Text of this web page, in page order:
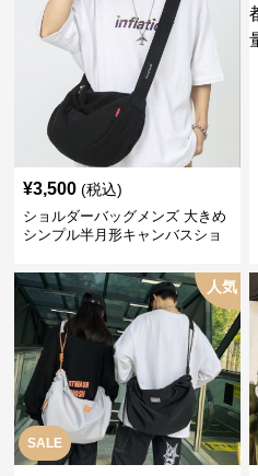
¥3,500 (税込)
ショルダーバッグメンズ 大きめ
シンプル半月形キャンバスショ
SALE
人気